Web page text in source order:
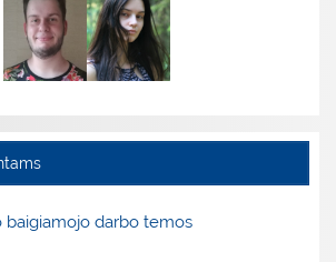
baigiamojo darbo temos